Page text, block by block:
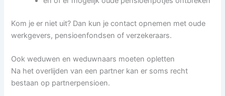
Kom je er niet uit? Dan kun je contact opnemen met oude
werkgevers, pensioenfondsen of verzekeraars.
Ook weduwen en weduwnaars moeten opletten
Na het overlijden van een partner kan er soms recht
bestaan op partnerpensioen.